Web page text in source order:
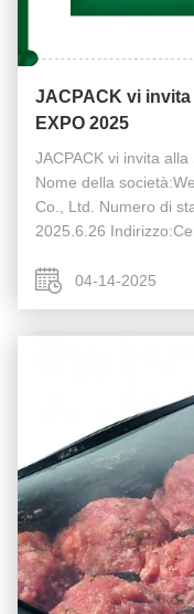
JACPACK vi invita
EXPO 2025
JACPACK vi invita
Nome della
Co., Ltd. Numero di
2025.6.26
04-14-2025